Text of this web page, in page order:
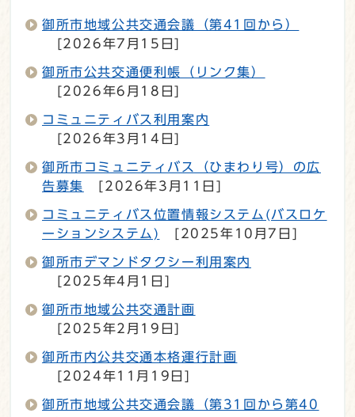
御所市地域公共交通会議（第41回から）
[2026年7月15日]
御所市公共交通便利帳（リンク集）
[2026年6月18日]
コミュニティバス利用案内
[2026年3月14日]
御所市コミュニティバス（ひまわり号）の広
告募集
[2026年3月11日]
コミュニティバス位置情報システム(バスロケ
ーションシステム)
[2025年10月7日]
御所市デマンドタクシー利用案内
[2025年4月1日]
御所市地域公共交通計画
[2025年2月19日]
御所市内公共交通本格運行計画
[2024年11月19日]
御所市地域公共交通会議（第31回から第40